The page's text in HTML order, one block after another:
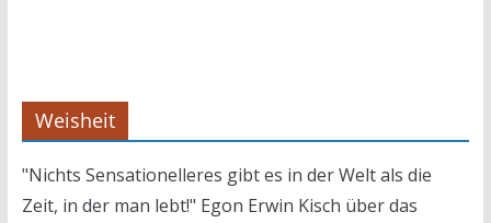
Weisheit
"Nichts Sensationelleres gibt es in der Welt als die
Zeit, in der man lebt!" Egon Erwin Kisch über das